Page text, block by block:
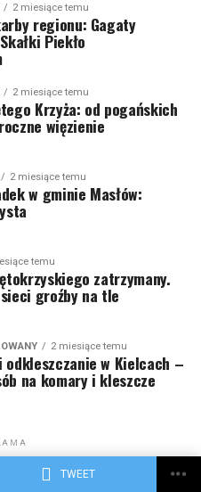
TWEET
2 miesiące temu
regionu: Gagaty
Piekło
2 miesiące temu
Krzyża: od pogańskich
więzienie
2 miesiące temu
w gminie Masłów:
temu
zatrzymany.
groźby na tle
2 miesiące temu
odkleszczanie w Kielcach –
na komary i kleszcze